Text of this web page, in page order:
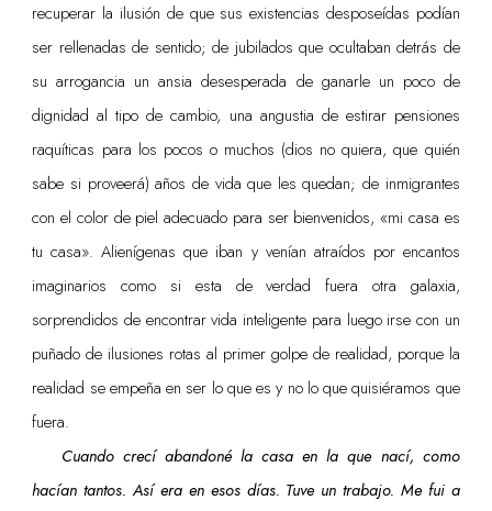
recuperar la ilusión de que sus existencias desposeídas podían
ser rellenadas de sentido; de jubilados que ocultaban detrás de
su arrogancia un ansia desesperada de ganarle un poco de
dignidad al tipo de cambio, una angustia de estirar pensiones
raquíticas para los pocos o muchos (dios no quiera, que quién
sabe si proveerá) años de vida que les quedan; de inmigrantes
con el color de piel adecuado para ser bienvenidos, «mi casa es
tu casa». Alienígenas que iban y venían atraídos por encantos
imaginarios como si esta de verdad fuera otra galaxia,
sorprendidos de encontrar vida inteligente para luego irse con un
puñado de ilusiones rotas al primer golpe de realidad, porque la
realidad se empeña en ser lo que es y no lo que quisiéramos que
fuera.
Cuando crecí abandoné la casa en la que nací, como
hacían tantos. Así era en esos días. Tuve un trabajo. Me fui a